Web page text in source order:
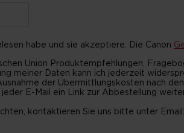
habe und sie akzeptiere. Die Canon
Union Produktempfehlungen,
meiner Daten kann ich jederzeit
der Übermittlungskosten nach
E-Mail ein Link zur Abbestellung
kontaktieren Sie uns bitte unter Email: